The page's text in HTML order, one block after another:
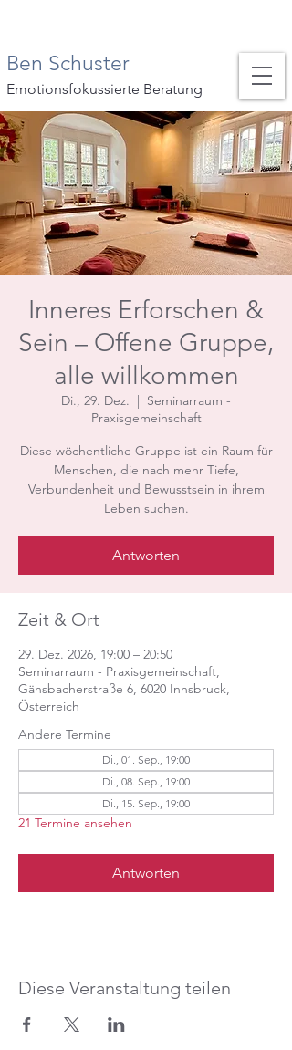
Ben Schuster
Emotionsfokussierte Beratung
Inneres Erforschen &
Sein – Offene Gruppe,
alle willkommen
Di., 29. Dez.
  |
Seminarraum -
Praxisgemeinschaft
Diese wöchentliche Gruppe ist ein Raum für
Menschen, die nach mehr Tiefe,
Verbundenheit und Bewusstsein in ihrem
Leben suchen.
Antworten
Zeit & Ort
29. Dez. 2026, 19:00 – 20:50
Seminarraum - Praxisgemeinschaft,
Gänsbacherstraße 6, 6020 Innsbruck,
Österreich
Andere Termine
Di., 01. Sep., 19:00
Di., 08. Sep., 19:00
Di., 15. Sep., 19:00
21 Termine ansehen
Antworten
Diese Veranstaltung teilen